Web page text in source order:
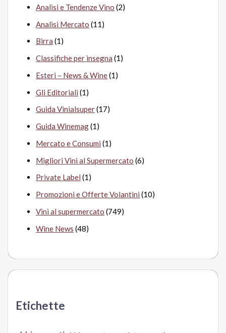
Analisi e Tendenze Vino (2)
Analisi Mercato (11)
Birra (1)
Classifiche per insegna (1)
Esteri – News & Wine(1)
Gli Editoriali (1)
Guida Vinialsuper(17)
Guida Winemag(1)
Mercato e Consumi (1)
Migliori Vini al Supermercato (6)
Private Label (1)
Promozioni e Offerte Volantini (10)
Vini al supermercato (749)
Wine News (48)
Etichette